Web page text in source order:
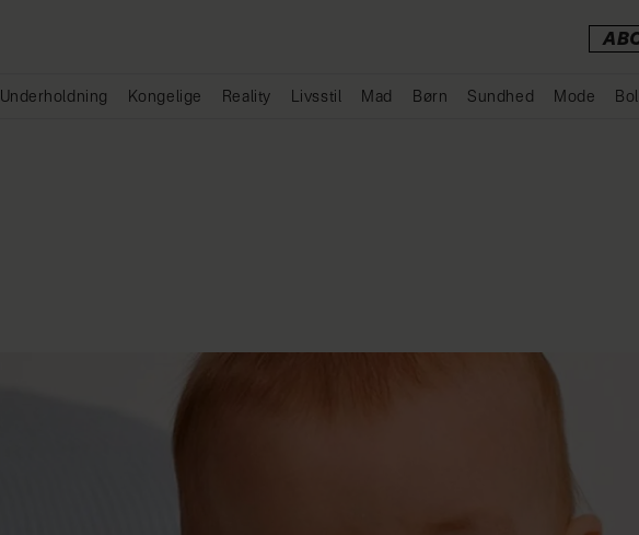
Underholdning Kongelige Reality Livsstil Mad Børn Sundhed Mode